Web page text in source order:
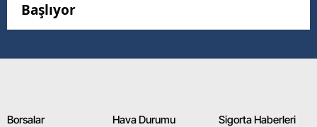
Başlıyor
Borsalar
Hava Durumu
Sigorta Haberleri